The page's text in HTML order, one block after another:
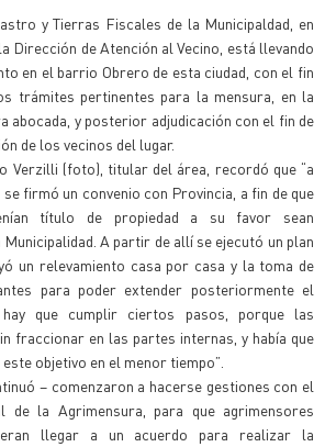
y Tierras Fiscales de la Municipaldad, en
Dirección de Atención al Vecino, está llevando
en el barrio Obrero de esta ciudad, con el fin
trámites pertinentes para la mensura, en la
abocada, y posterior adjudicación con el fin de
de los vecinos del lugar.
Verzilli (foto), titular del área, recordó que “a
firmó un convenio con Provincia, a fin de que
título de propiedad a su favor sean
A partir de allí se ejecutó un plan
un relevamiento casa por casa y la toma de
para poder extender posteriormente el
que cumplir ciertos pasos, porque las
fraccionar en las partes internas, y había que
objetivo en el menor tiempo”.
– comenzaron a hacerse gestiones con el
de la Agrimensura, para que agrimensores
llegar a un acuerdo para realizar la